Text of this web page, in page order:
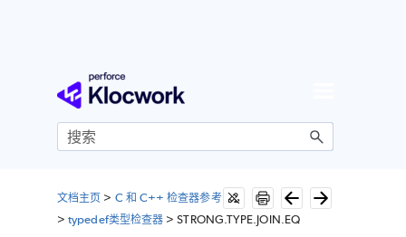
跳到主内容
文档主页 > C 和 C++ 检查器参考
>typedef类型检查器 >STRONG.TYPE.JOIN.EQ